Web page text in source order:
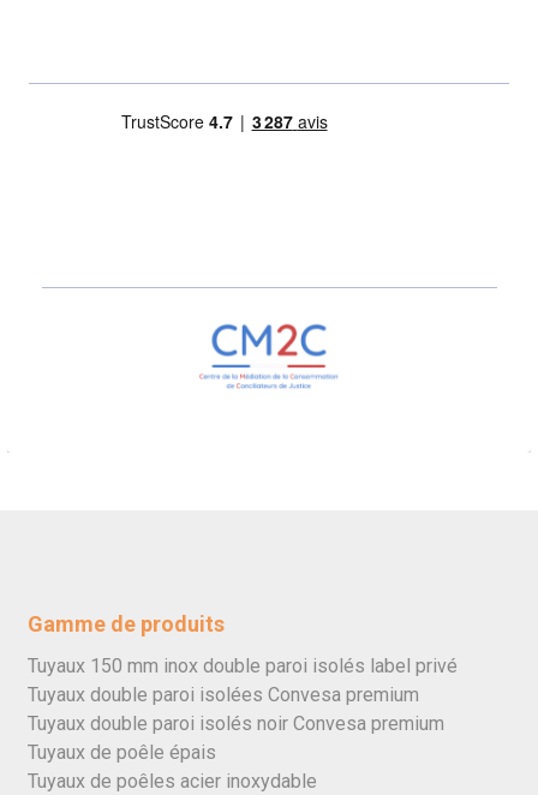
Gamme de produits
Tuyaux 150 mm inox double paroi isolés label privé
Tuyaux double paroi isolées Convesa premium
Tuyaux double paroi isolés noir Convesa premium
Tuyaux de poêle épais
Tuyaux de poêles acier inoxydable